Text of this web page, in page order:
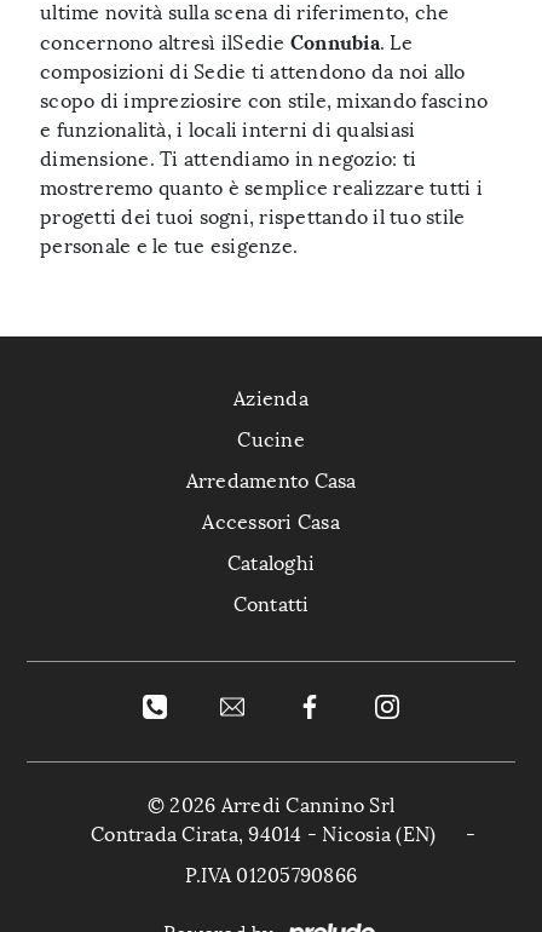
ultime novità sulla scena di riferimento, che
concernono altresì ilSedie Connubia. Le
composizioni di Sedie ti attendono da noi allo
scopo di impreziosire con stile, mixando fascino
e funzionalità, i locali interni di qualsiasi
dimensione. Ti attendiamo in negozio: ti
mostreremo quanto è semplice realizzare tutti i
progetti dei tuoi sogni, rispettando il tuo stile
personale e le tue esigenze.
Azienda
Cucine
Arredamento Casa
Accessori Casa
Cataloghi
Contatti
© 2026 Arredi Cannino Srl
Contrada Cirata, 94014 - Nicosia (EN)
-
P.IVA 01205790866